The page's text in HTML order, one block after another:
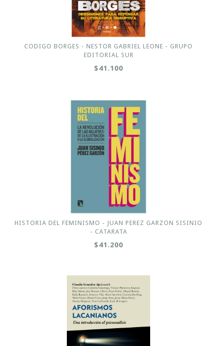
CODIGO BORGES - NESTOR GABRIEL LEONE - GRUPO
EDITORIAL SUR
$41.100
HISTORIA DEL FEMINISMO - JUAN PEREZ GARZON SISINIO
- CATARATA
$41.200